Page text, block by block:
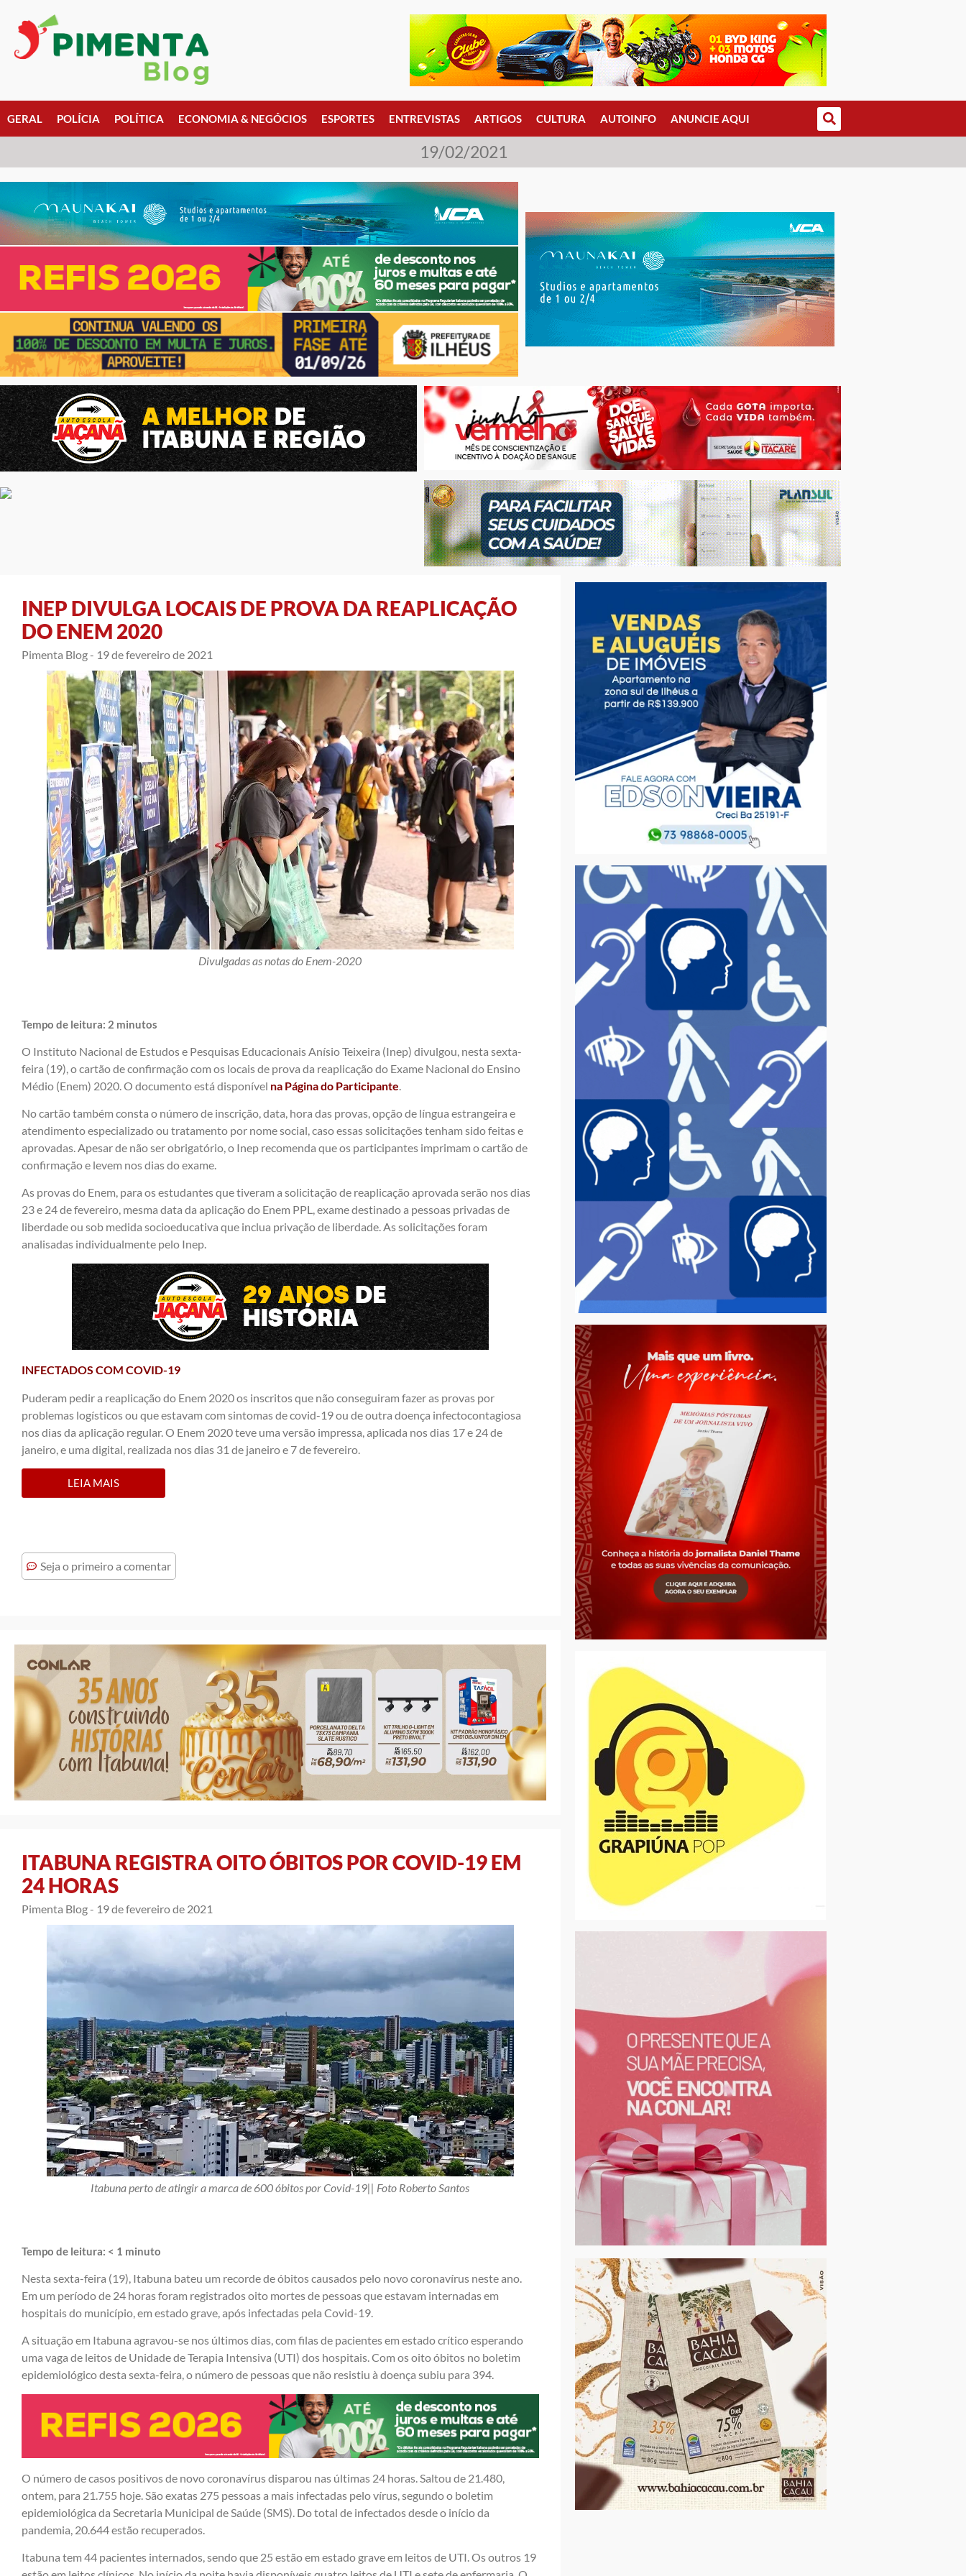
GERAL POLÍCIA POLÍTICA ECONOMIA & NEGÓCIOS ESPORTES ENTREVISTAS ARTIGOS CULTURA AUTOINFO ANUNCIE AQUI
19/02/2021
INEP DIVULGA LOCAIS DE PROVA DA REAPLICAÇÃO
DO ENEM 2020
Pimenta Blog - 19 de fevereiro de 2021
Divulgadas as notas do Enem-2020
Tempo de leitura: 2 minutos
O Instituto Nacional de Estudos e Pesquisas Educacionais Anísio Teixeira (Inep) divulgou, nesta sexta-
feira (19), o cartão de confirmação com os locais de prova da reaplicação do Exame Nacional do Ensino
Médio (Enem) 2020. O documento está disponível na Página do Participante
No cartão também consta o número de inscrição, data, hora das provas, opção de língua estrangeira e
atendimento especializado ou tratamento por nome social, caso essas solicitações tenham sido feitas e
aprovadas. Apesar de não ser obrigatório, o Inep recomenda que os participantes imprimam o cartão de
confirmação e levem nos dias do exame.
As provas do Enem, para os estudantes que tiveram a solicitação de reaplicação aprovada serão nos dias
23 e 24 de fevereiro, mesma data da aplicação do Enem PPL, exame destinado a pessoas privadas de
liberdade ou sob medida socioeducativa que inclua privação de liberdade. As solicitações foram
analisadas individualmente pelo Inep.
INFECTADOS COM COVID-19
Puderam pedir a reaplicação do Enem 2020 os inscritos que não conseguiram fazer as provas por
problemas logísticos ou que estavam com sintomas de covid-19 ou de outra doença infectocontagiosa
nos dias da aplicação regular. O Enem 2020 teve uma versão impressa, aplicada nos dias 17 e 24 de
janeiro, e uma digital, realizada nos dias 31 de janeiro e 7 de fevereiro.
LEIA MAIS
Seja o primeiro a comentar
ITABUNA REGISTRA OITO ÓBITOS POR COVID-19 EM
24 HORAS
Pimenta Blog - 19 de fevereiro de 2021
Itabuna perto de atingir a marca de 600 óbitos por Covid-19|| Foto Roberto Santos
Tempo de leitura: < 1 minuto
Nesta sexta-feira (19), Itabuna bateu um recorde de óbitos causados pelo novo coronavírus neste ano.
Em um período de 24 horas foram registrados oito mortes de pessoas que estavam internadas em
hospitais do município, em estado grave, após infectadas pela Covid-19.
A situação em Itabuna agravou-se nos últimos dias, com filas de pacientes em estado crítico esperando
uma vaga de leitos de Unidade de Terapia Intensiva (UTI) dos hospitais. Com os oito óbitos no boletim
epidemiológico desta sexta-feira, o número de pessoas que não resistiu à doença subiu para 394.
O número de casos positivos de novo coronavírus disparou nas últimas 24 horas. Saltou de 21.480,
ontem, para 21.755 hoje. São exatas 275 pessoas a mais infectadas pelo vírus, segundo o boletim
epidemiológica da Secretaria Municipal de Saúde (SMS). Do total de infectados desde o início da
pandemia, 20.644 estão recuperados.
Itabuna tem 44 pacientes internados, sendo que 25 estão em estado grave em leitos de UTI. Os outros 19